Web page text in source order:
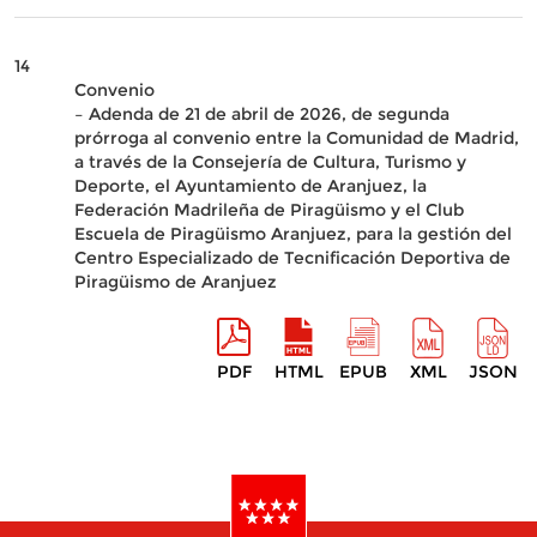
14
Convenio
– Adenda de 21 de abril de 2026, de segunda
prórroga al convenio entre la Comunidad de Madrid,
a través de la Consejería de Cultura, Turismo y
Deporte, el Ayuntamiento de Aranjuez, la
Federación Madrileña de Piragüismo y el Club
Escuela de Piragüismo Aranjuez, para la gestión del
Centro Especializado de Tecnificación Deportiva de
Piragüismo de Aranjuez
PDF HTML EPUB XML JSON